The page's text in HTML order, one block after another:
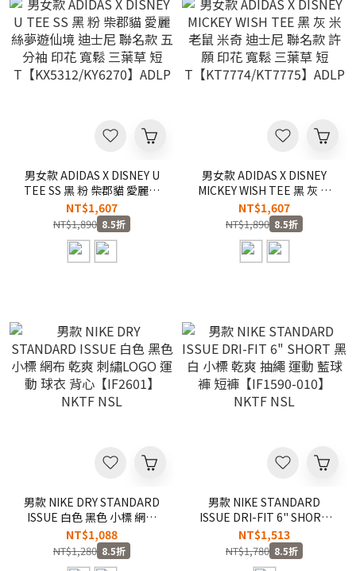
男女款 ADIDAS X DISNEY U
TEE SS 黑 粉 柴郡貓 愛麗絲
夢遊仙境 迪士尼 聯名款 五分
袖 印花 寬鬆 三葉草 短
T【KX5312/KY6270】ADLP
NT$1,607
NT$1,890 8.5折
男女款 ADIDAS X DISNEY
MICKEY WISH TEE 黑 灰 米
老鼠 米奇 迪士尼 聯名款 許
願 印花 寬鬆 三葉草 短
T【KT7774/KT7775】
ADLP
NT$1,607
NT$1,890 8.5折
男款 NIKE DRY STANDARD
ISSUE 白色 黑色 小標 網布
乾爽 刺繡LOGO 運動 球衣 背
心【IF2601】NKTF NSL
NT$1,088
NT$1,280 8.5折
男款 NIKE STANDARD
ISSUE DRI-FIT 6" SHORT
黑白 小標 乾爽 抽繩 運動 藍
球褲 短褲【IF1590-010】
NKTF NSL
NT$1,513
NT$1,780 8.5折